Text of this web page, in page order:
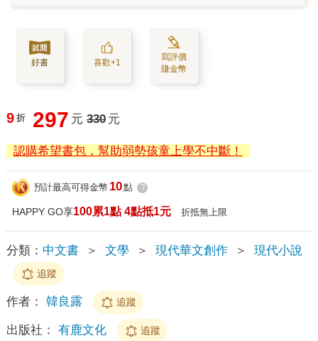
好書 喜歡+1
寫評價
賺金幣
9 折 297 元 330 元
認購希望書包，幫助弱勢孩童上學不中斷！
預計最高可得金幣 10點 ?
HAPPY GO享100累1點 4點抵1元 折抵無上限
分類： 中文書 ＞ 文學 ＞ 現代華文創作 ＞ 現代小說
追蹤
作者： 韓良露 追蹤
出版社： 有鹿文化 追蹤